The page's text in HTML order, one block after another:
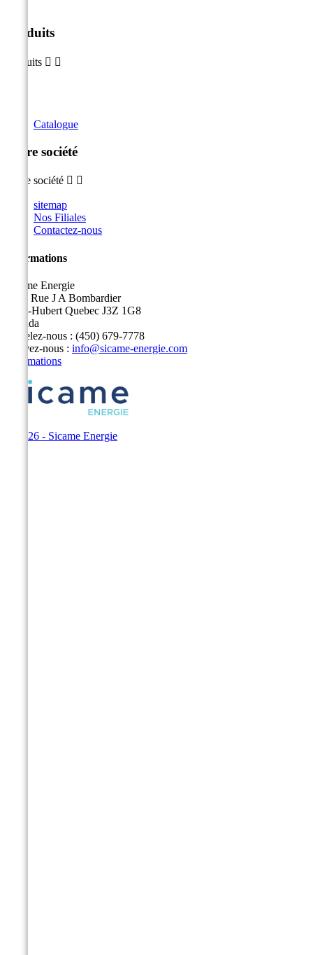
Produits
Produits  
Catalogue
Notre société
Notre société  
sitemap
Nos Filiales
Contactez-nous
Informations
Sicame Energie
5400 Rue J A Bombardier
Saint-Hubert Quebec J3Z 1G8
Canada
Appelez-nous : (450) 679-7778
Écrivez-nous : info@sicame-energie.com
Informations
© 2026 - Sicame Energie